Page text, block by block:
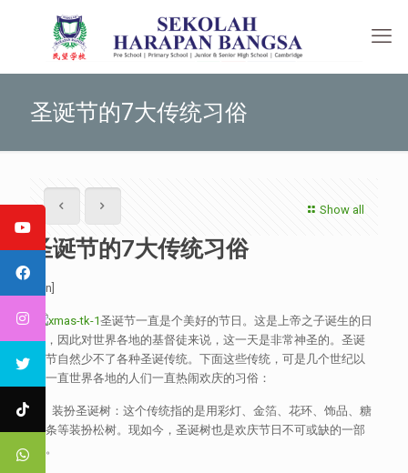
圣诞节的7大传统习俗
Show all
圣诞节的7大传统习俗
[:en]
圣诞节一直是个美好的节日。这是上帝之子诞生的日
子，因此对世界各地的基督徒来说，这一天是非常神圣的。圣诞
季节自然少不了各种圣诞传统。下面这些传统，可是几个世纪以
来一直世界各地的人们一直热闹欢庆的习俗：
1、装扮圣诞树：这个传统指的是用彩灯、金箔、花环、饰品、糖
果条等装扮松树。现如今，圣诞树也是欢庆节日不可或缺的一部
分。